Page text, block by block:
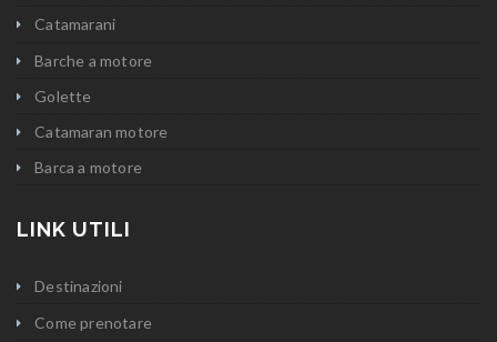
Catamarani
Barche a motore
Golette
Catamaran motore
Barca a motore
LINK UTILI
Destinazioni
Come prenotare